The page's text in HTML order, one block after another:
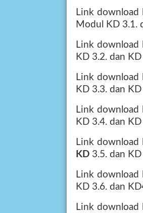
Link download
Modul KD 3.1.
Link download
KD 3.2. dan KD
Link download
KD 3.3. dan KD
Link download
KD 3.4. dan KD
Link download
KD 3.5. dan KD
Link download
KD 3.6. dan
Link download